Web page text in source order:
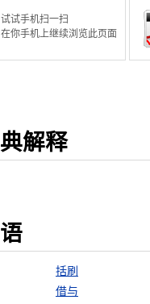
试试手机扫一扫
在你手机上继续浏览此页面
解释
括刷
借与